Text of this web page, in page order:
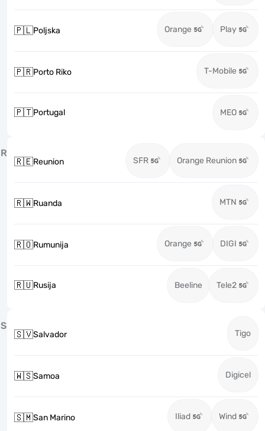
🇵🇱Poljska Orange Play
🇵🇷Porto Riko T-Mobile
🇵🇹Portugal MEO
R
🇷🇪Reunion SFR Orange Reunion
🇷🇼Ruanda MTN
🇷🇴Rumunija Orange DIGI
🇷🇺Rusija Beeline Tele2
S
🇸🇻Salvador Tigo
🇼🇸Samoa Digicel
🇸🇲San Marino Iliad Wind